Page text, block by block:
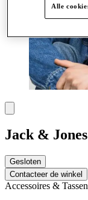
Jack & Jones
Gesloten
Contacteer de winkel
Accessoires & Tassen
Alle